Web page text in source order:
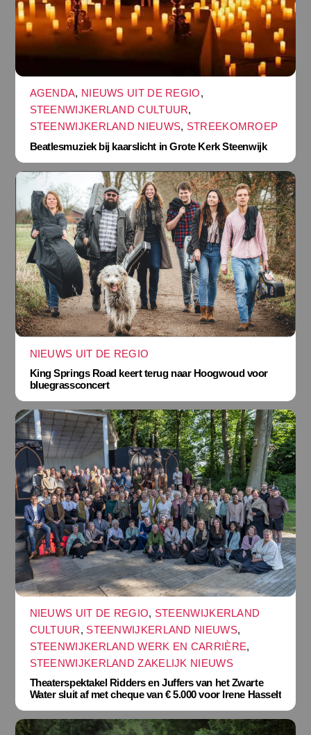
AGENDA, NIEUWS UIT DE REGIO,
STEENWIJKERLAND CULTUUR,
STEENWIJKERLAND NIEUWS, STREEKOMROEP
Beatlesmuziek bij kaarslicht in Grote Kerk Steenwijk
NIEUWS UIT DE REGIO
King Springs Road keert terug naar Hoogwoud voor
bluegrassconcert
NIEUWS UIT DE REGIO, STEENWIJKERLAND
CULTUUR, STEENWIJKERLAND NIEUWS,
STEENWIJKERLAND WERK EN CARRIÈRE,
STEENWIJKERLAND ZAKELIJK NIEUWS
Theaterspektakel Ridders en Juffers van het Zwarte
Water sluit af met cheque van € 5.000 voor Irene Hasselt